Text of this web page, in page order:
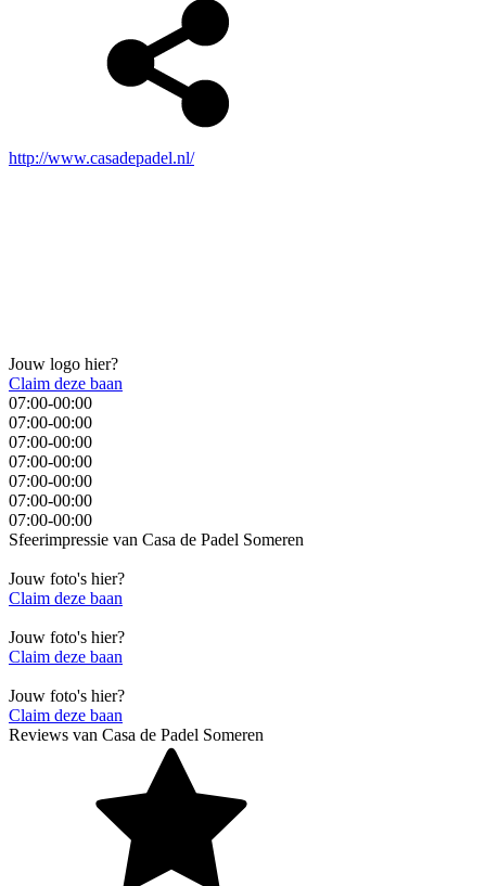
http://www.casadepadel.nl/
Jouw logo hier?
Claim deze baan
07:00-00:00
07:00-00:00
07:00-00:00
07:00-00:00
07:00-00:00
07:00-00:00
07:00-00:00
Sfeerimpressie van Casa de Padel Someren
Jouw foto's hier?
Claim deze baan
Jouw foto's hier?
Claim deze baan
Jouw foto's hier?
Claim deze baan
Reviews van Casa de Padel Someren